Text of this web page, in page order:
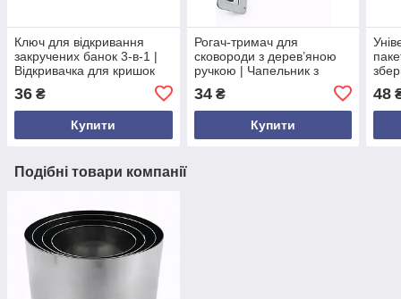
Ключ для відкривання
закручених банок 3-в-1 |
Відкривачка для кришок
Універсальний кухонний
інструмент з ПП пла
36 ₴
Купити
Рогач-тримач для
сковороди з дерев’яною
ручкою | Чапельник з
металу 18,5 см | Знімна
ручка для гарячих
сковорідок та сотейників
34₴
Купити
48
Подібні товари компанії